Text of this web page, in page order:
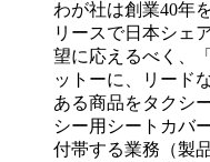
わが社は創業40年
リースで日本シェ
望に応えるべく、
ットーに、リード
ある商品をタクシ
シー用シートカバ
付帯する業務（製